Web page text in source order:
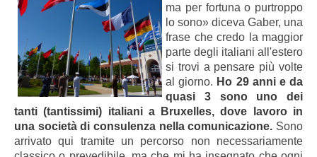
ma per fortuna o purtroppo
lo sono» diceva Gaber, una
frase che credo la maggior
parte degli italiani all'estero
si trovi a pensare più volte
al giorno. Ho 29 anni e da
quasi 3 sono uno dei
tanti (tantissimi) italiani a Bruxelles, dove lavoro in
una società di consulenza nella comunicazione. Sono
arrivato qui tramite un percorso non necessariamente